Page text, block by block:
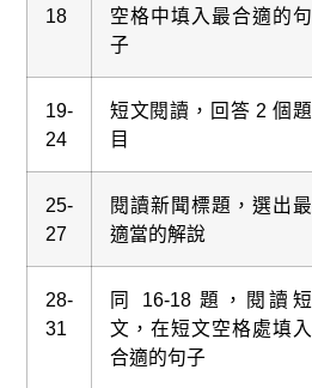
18
空格中填入最合適的句
子
19-
24
短文閱讀，回答 2 個題
目
25-
27
閱讀新聞標題，選出最
適當的解說
28-
31
同 16-18 題，閱讀短
文，在短文空格處填入
合適的句子